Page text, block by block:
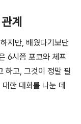
계
지만, 배웠다기보단
6시쯤 포코와 체프
하고, 그것이 정말 필
한 대화를 나눈 데